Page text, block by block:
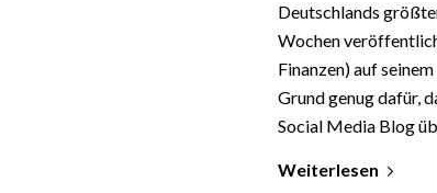
Deutschlands
Wochen
Finanzen) auf
Grund genug dafür,
Social Media Blog
Weiterlesen